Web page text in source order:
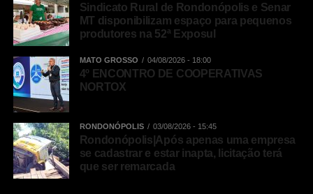
Sindicato Rural de Rondonópolis e Senar
MT disponibilizam espaço para pequenos
produtores na 52ª Exposul
MATO GROSSO 04/08/2026 - 18:00
4º ENCONTRO DE COOPERATIVAS
NORTOX
RONDONÓPOLIS 03/08/2026 - 15:45
Rondonópolis|Após apenas uma empresa
se cadastrar e estar inapta, licitação terá
que ser remarcada